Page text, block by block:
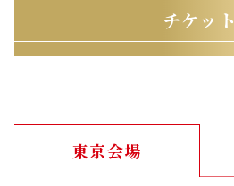
チケット
東京会場